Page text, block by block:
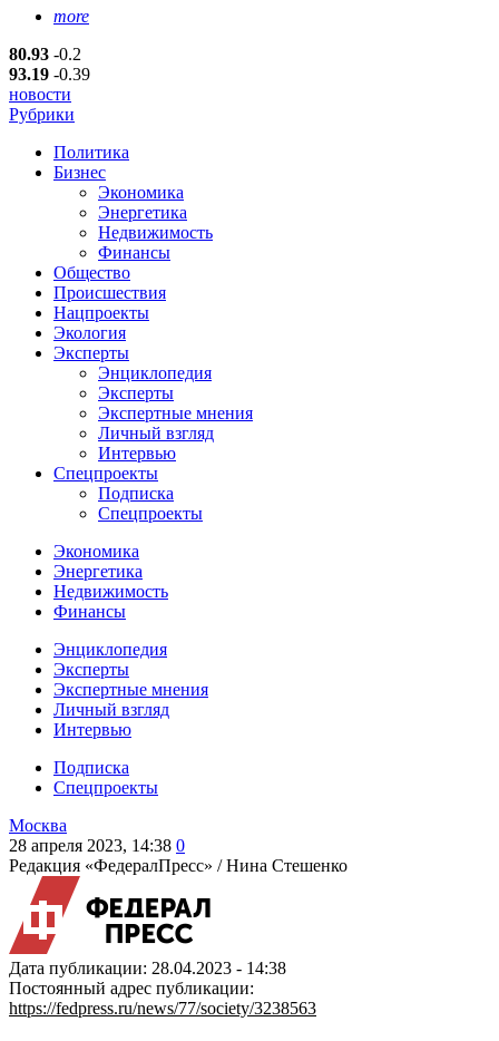
more
80.93 -0.2
93.19 -0.39
новости
Рубрики
Политика
Бизнес
Экономика
Энергетика
Недвижимость
Финансы
Общество
Происшествия
Нацпроекты
Экология
Эксперты
Энциклопедия
Эксперты
Экспертные мнения
Личный взгляд
Интервью
Спецпроекты
Подписка
Спецпроекты
Экономика
Энергетика
Недвижимость
Финансы
Энциклопедия
Эксперты
Экспертные мнения
Личный взгляд
Интервью
Подписка
Спецпроекты
Москва
28 апреля 2023, 14:38 0
Редакция «ФедералПресс» /Нина Стешенко
Дата публикации: 28.04.2023 - 14:38
Постоянный адрес публикации:
https://fedpress.ru/news/77/society/3238563